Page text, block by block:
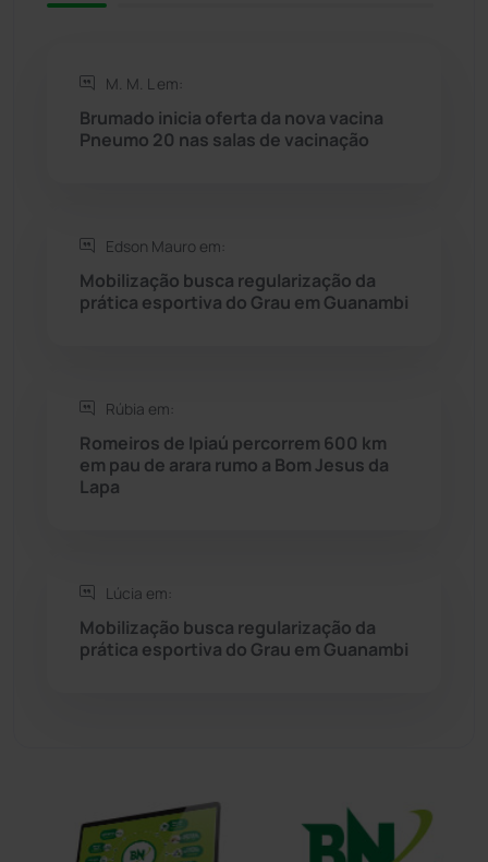
Rio do Antônio
Saúde
Seabra (50)
Sítio do Mato
Sudoeste Baiano (1530)
Tanque Novo
Tecnologia (12)
M. M. L em:
Brumado inicia oferta da nova vacina
Pneumo 20 nas salas de vacinação
Edson Mauro em:
Mobilização busca regularização da
prática esportiva do Grau em Guanambi
Rúbia em:
Romeiros de Ipiaú percorrem 600 km
em pau de arara rumo a Bom Jesus da
Lapa
Lúcia em:
Mobilização busca regularização da
prática esportiva do Grau em Guanambi